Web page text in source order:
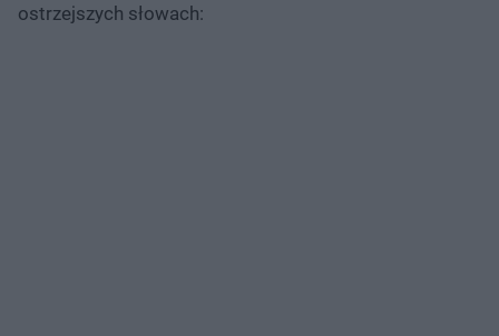
ostrzejszych słowach: